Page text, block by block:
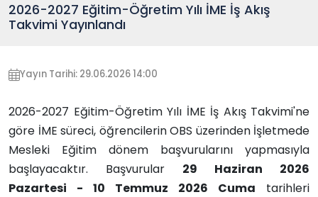
2026-2027 Eğitim-Öğretim Yılı İME İş Akış
Takvimi Yayınlandı
Yayın Tarihi: 29.06.2026 14:00
2026-2027 Eğitim-Öğretim Yılı İME İş Akış Takvimi'ne
göre İME süreci, öğrencilerin OBS üzerinden İşletmede
Mesleki Eğitim dönem başvurularını yapmasıyla
başlayacaktır. Başvurular 29 Haziran 2026
Pazartesi - 10 Temmuz 2026 Cuma tarihleri